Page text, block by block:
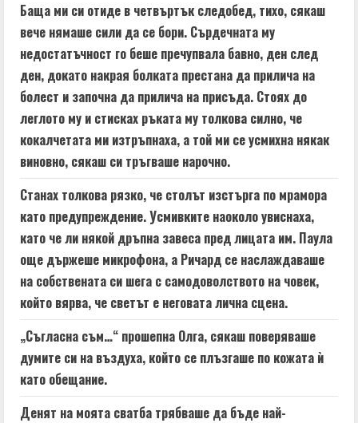
Баща ми си отиде в четвъртък следобед, тихо, сякаш
вече нямаше сили да се бори. Сърдечната му
недостатъчност го беше пречупвала бавно, ден след
ден, докато накрая болката престана да прилича на
болест и започна да прилича на присъда. Стоях до
леглото му и стисках ръката му толкова силно, че
кокалчетата ми изтръпнаха, а той ми се усмихна някак
виновно, сякаш си тръгваше нарочно.
Станах толкова рязко, че столът изстърга по мрамора
като предупреждение. Усмивките наоколо увиснаха,
като че ли някой дръпна завеса пред лицата им. Паула
още държеше микрофона, а Ричард се наслаждаваше
на собствената си шега с самодоволството на човек,
който вярва, че светът е неговата лична сцена.
„Съгласна съм…“ прошепна Олга, сякаш поверяваше
думите си на въздуха, който се плъзгаше по кожата ѝ
като обещание.
Денят на моята сватба трябваше да бъде най-